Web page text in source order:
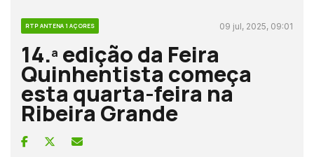
RTP ANTENA 1 AÇORES 09 jul, 2025, 09:01
14.ª edição da Feira
Quinhentista começa
esta quarta-feira na
Ribeira Grande